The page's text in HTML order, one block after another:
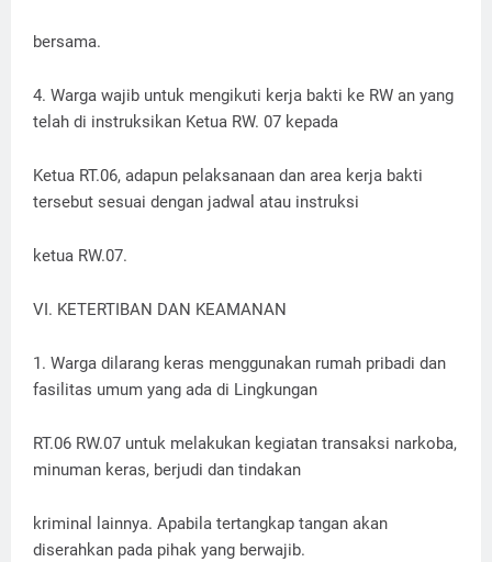
bersama.
4. Warga wajib untuk mengikuti kerja bakti ke RW an yang
telah di instruksikan Ketua RW. 07 kepada
Ketua RT.06, adapun pelaksanaan dan area kerja bakti
tersebut sesuai dengan jadwal atau instruksi
ketua RW.07.
VI. KETERTIBAN DAN KEAMANAN
1. Warga dilarang keras menggunakan rumah pribadi dan
fasilitas umum yang ada di Lingkungan
RT.06 RW.07 untuk melakukan kegiatan transaksi narkoba,
minuman keras, berjudi dan tindakan
kriminal lainnya. Apabila tertangkap tangan akan
diserahkan pada pihak yang berwajib.